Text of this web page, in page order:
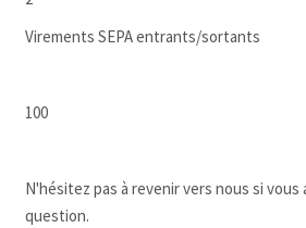
Virements SEPA entrants/sortants
100
N'hésitez pas à revenir vers nous si vous
question.